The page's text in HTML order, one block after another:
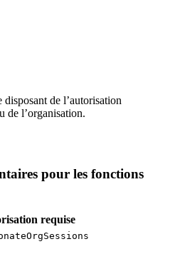
de l’autorisation
de l’organisation.
pour les fonctions
requise